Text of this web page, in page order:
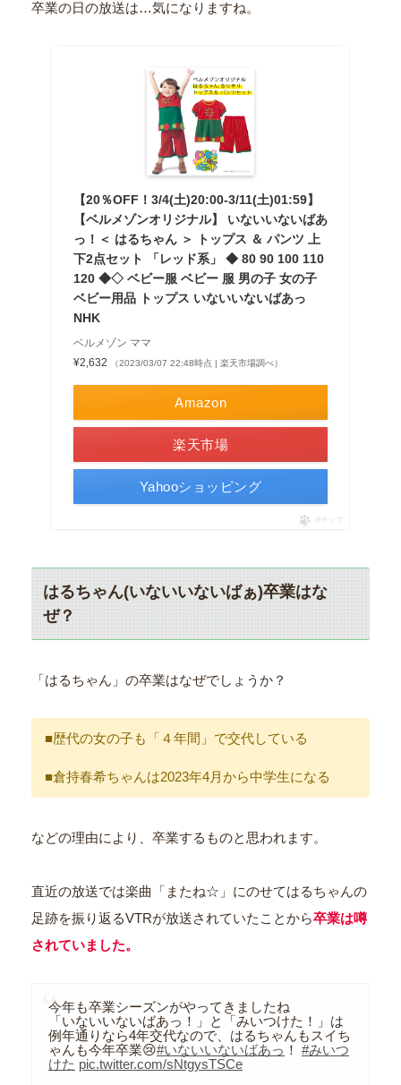
卒業の日の放送は…気になりますね。
【20％OFF！3/4(土)20:00-3/11(土)01:59】
【ベルメゾンオリジナル】 いないいないばあ
っ！＜ はるちゃん ＞ トップス ＆ パンツ 上
下2点セット 「レッド系」 ◆ 80 90 100 110
120 ◆◇ ベビー服 ベビー 服 男の子 女の子
ベビー用品 トップス いないいないばあっ
NHK
ベルメゾン ママ
¥2,632
（2023/03/07 22:48時点 | 楽天市場調べ）
Amazon
楽天市場
Yahooショッピング
ポチップ
はるちゃん(いないいないばぁ)卒業はな
ぜ？
「はるちゃん」の卒業はなぜでしょうか？
■歴代の女の子も「４年間」で交代している
■倉持春希ちゃんは2023年4月から中学生になる
などの理由により、卒業するものと思われます。
直近の放送では楽曲「またね☆」にのせてはるちゃんの
足跡を振り返るVTRが放送されていたことから卒業は噂
されていました。
今年も卒業シーズンがやってきましたね
「いないいないばあっ！」と「みいつけた！」は
例年通りなら4年交代なので、はるちゃんもスイち
ゃんも今年卒業😢#いないいないばあっ ！ #みいつ
けた pic.twitter.com/sNtgysTSCe